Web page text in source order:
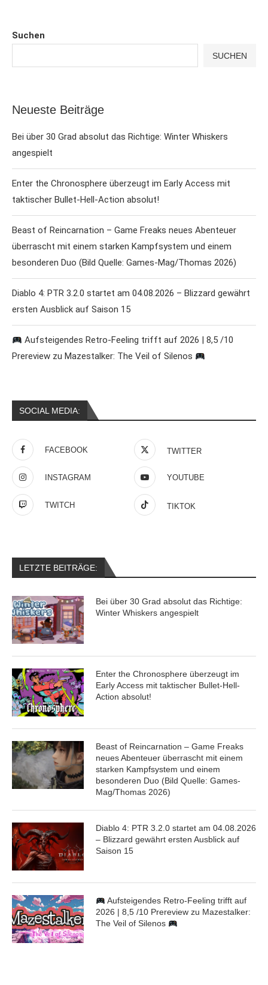
Suchen
SUCHEN
Neueste Beiträge
Bei über 30 Grad absolut das Richtige: Winter Whiskers
angespielt
Enter the Chronosphere überzeugt im Early Access mit
taktischer Bullet-Hell-Action absolut!
Beast of Reincarnation – Game Freaks neues Abenteuer
überrascht mit einem starken Kampfsystem und einem
besonderen Duo (Bild Quelle: Games-Mag/Thomas 2026)
Diablo 4: PTR 3.2.0 startet am 04.08.2026 – Blizzard gewährt
ersten Ausblick auf Saison 15
Aufsteigendes Retro-Feeling trifft auf 2026 | 8,5 /10
Prereview zu Mazestalker: The Veil of Silenos
SOCIAL MEDIA:
FACEBOOK TWITTER
INSTAGRAM YOUTUBE
TWITCH TIKTOK
LETZTE BEITRÄGE:
Bei über 30 Grad absolut das Richtige:
Winter Whiskers angespielt
Enter the Chronosphere überzeugt im
Early Access mit taktischer Bullet-Hell-
Action absolut!
Beast of Reincarnation – Game Freaks
neues Abenteuer überrascht mit einem
starken Kampfsystem und einem
besonderen Duo (Bild Quelle: Games-
Mag/Thomas 2026)
Diablo 4: PTR 3.2.0 startet am 04.08.2026
– Blizzard gewährt ersten Ausblick auf
Saison 15
Aufsteigendes Retro-Feeling trifft auf
2026 | 8,5 /10 Prereview zu Mazestalker:
The Veil of Silenos